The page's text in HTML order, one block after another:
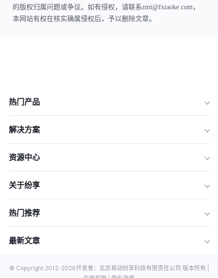
的版权归属问题或争议。如有侵权，请联系zmt@fxiaoke.com，
本网站有权在核实确属侵权后，予以删除文章。
热门产品
解决方案
资源中心
关于纷享
热门推荐
最新文章
© Copyright 2012-2026开发者：北京易动纷享科技有限责任公司 版本所有 |